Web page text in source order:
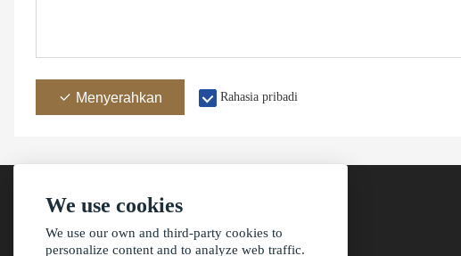
Menyerahkan Rahasia pribadi
Alamat
We use cookies
We use our own and third-party cookies to
personalize content and to analyze web traffic.